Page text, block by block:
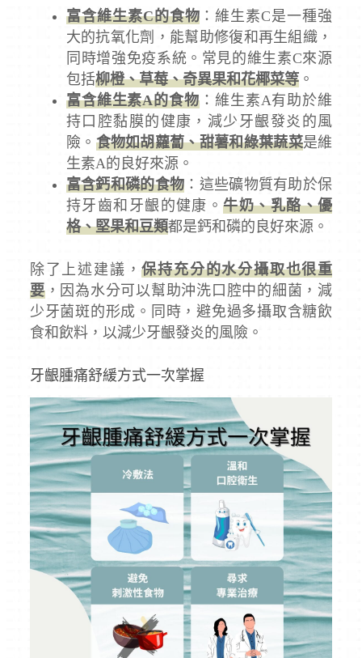
富含維生素C的食物 ：維生素C是一種強
大的抗氧化劑，能幫助修復和再生組織，
同時增強免疫系統。常見的維生素C來源
包括柳橙、草莓、奇異果和花椰菜等。
富含維生素A的食物：維生素A有助於維
持口腔黏膜的健康，減少牙齦發炎的風
險。 食物如胡蘿蔔、甜薯和綠葉蔬菜是維
生素A的良好來源。
富含鈣和磷的食物 ：這些礦物質有助於保
持牙齒和牙齦的健康。牛奶、乳酪、優
格、堅果和豆類都是鈣和磷的良好來源。
除了上述建議，保持充分的水分攝取也很重
要，因為水分可以幫助沖洗口腔中的細菌，減
少牙菌斑的形成。同時，避免過多攝取含糖飲
食和飲料，以減少牙齦發炎的風險。
牙齦腫痛舒緩方式一次掌握